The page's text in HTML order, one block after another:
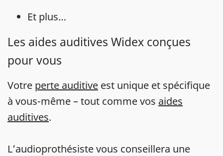
Et plus…
Les aides auditives Widex conçues
pour vous
Votre perte auditive est unique et spécifique
à vous-même – tout comme vos aides
auditives.
L’audioprothésiste vous conseillera une